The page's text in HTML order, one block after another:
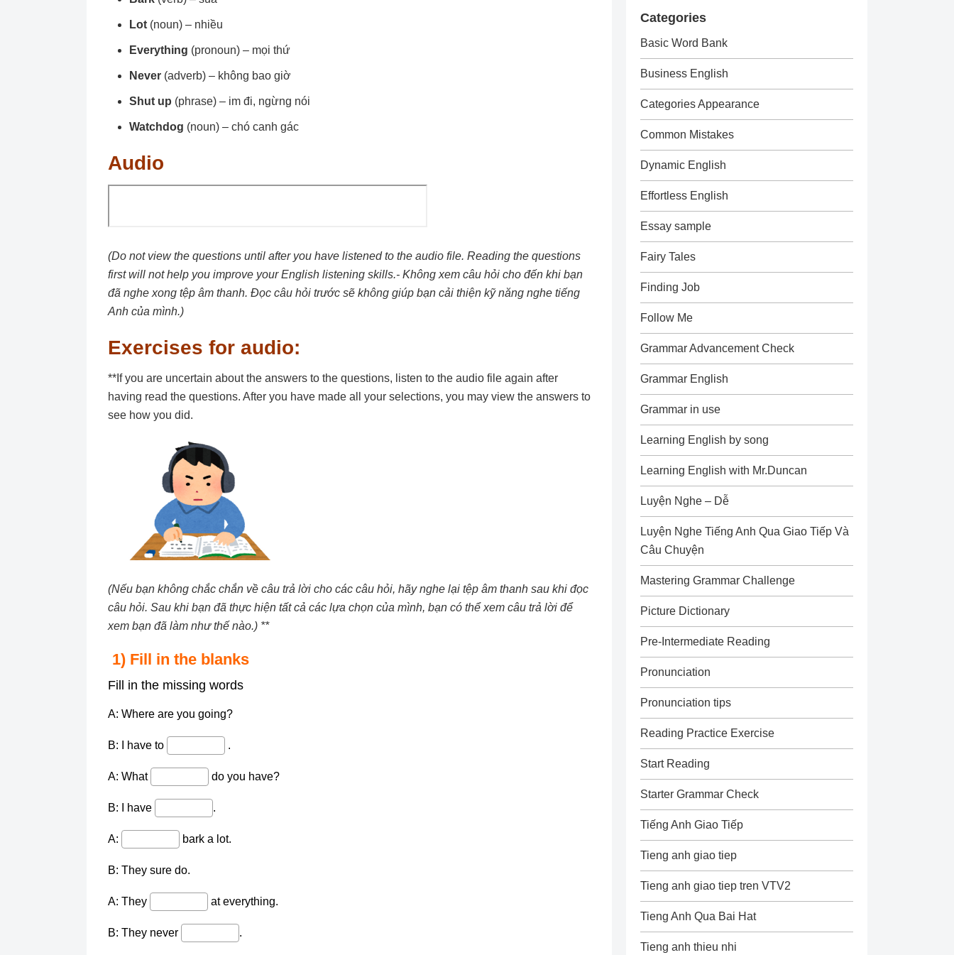
Lot (noun) – nhiều
Everything (pronoun) – mọi thứ
Never (adverb) – không bao giờ
Shut up (phrase) – im đi, ngừng nói
Watchdog (noun) – chó canh gác
Audio
(Do not view the questions until after you have listened to the audio file. Reading the questions
first will not help you improve your English listening skills.- Không xem câu hỏi cho đến khi bạn
đã nghe xong tệp âm thanh. Đọc câu hỏi trước sẽ không giúp bạn cải thiện kỹ năng nghe tiếng
Anh của mình.)
Exercises for audio:
**If you are uncertain about the answers to the questions, listen to the audio file again after
having read the questions. After you have made all your selections, you may view the answers to
see how you did.
(Nếu bạn không chắc chắn về câu trả lời cho các câu hỏi, hãy nghe lại tệp âm thanh sau khi đọc
câu hỏi. Sau khi bạn đã thực hiện tất cả các lựa chọn của mình, bạn có thể xem câu trả lời để
xem bạn đã làm như thế nào.) **
1) Fill in the blanks
Categories
Basic Word Bank
Business English
Categories Appearance
Common Mistakes
Dynamic English
Effortless English
Essay sample
Fairy Tales
Finding Job
Follow Me
Grammar Advancement Check
Grammar English
Grammar in use
Learning English by song
Learning English with Mr.Duncan
Luyện Nghe – Dễ
Luyện Nghe Tiếng Anh Qua Giao Tiếp Và
Câu Chuyện
Mastering Grammar Challenge
Picture Dictionary
Pre-Intermediate Reading
Pronunciation
Pronunciation tips
Reading Practice Exercise
Start Reading
Starter Grammar Check
Tiếng Anh Giao Tiếp
Tieng anh giao tiep
Tieng anh giao tiep tren VTV2
Tieng Anh Qua Bai Hat
Tieng anh thieu nhi